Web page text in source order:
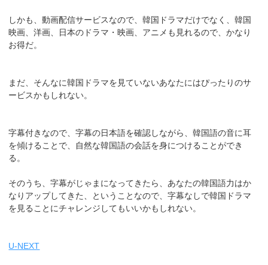
しかも、動画配信サービスなので、韓国ドラマだけでなく、韓国
映画、洋画、日本のドラマ・映画、アニメも見れるので、かなり
お得だ。
まだ、そんなに韓国ドラマを見ていないあなたにはぴったりのサ
ービスかもしれない。
字幕付きなので、字幕の日本語を確認しながら、韓国語の音に耳
を傾けることで、自然な韓国語の会話を身につけることができ
る。
そのうち、字幕がじゃまになってきたら、あなたの韓国語力はか
なりアップしてきた、ということなので、字幕なしで韓国ドラマ
を見ることにチャレンジしてもいいかもしれない。
U-NEXT